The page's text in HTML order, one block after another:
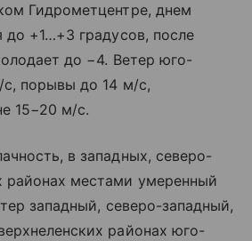
Гидрометцентре, днем
до +1…+3 градусов, после
до −4. Ветер юго-
порывы до 14 м/с,
15−20 м/с.
в западных, северо-
местами умеренный
западный, северо-западный,
районах юго-